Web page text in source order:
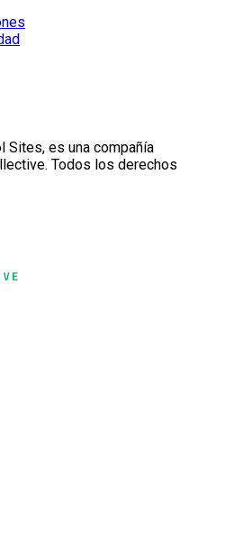
Sites, es una compañía
Todos los derechos